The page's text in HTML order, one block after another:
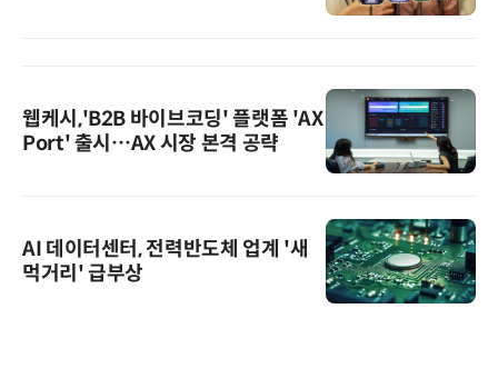
웹케시,'B2B 바이브코딩' 플랫폼 'AX
Port' 출시…AX 시장 본격 공략
AI 데이터센터, 전력반도체 업계 '새
먹거리' 급부상